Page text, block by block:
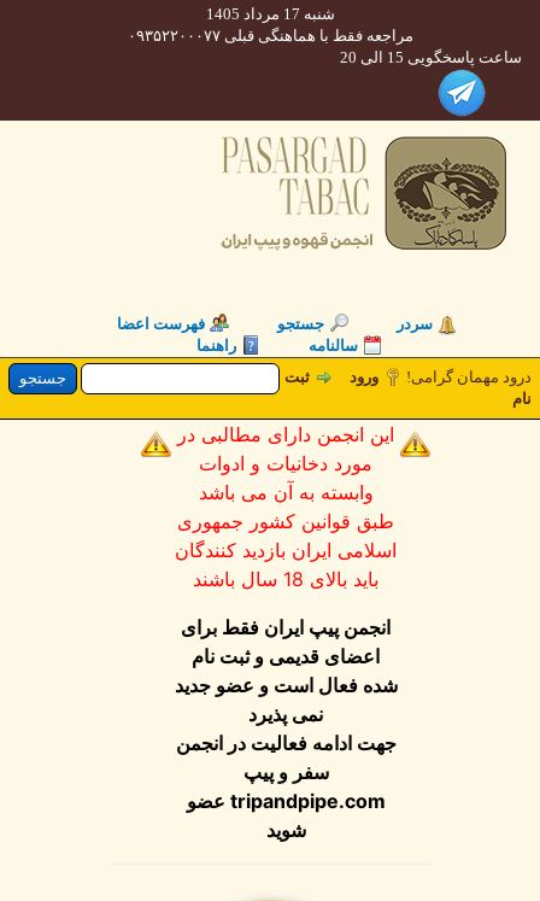
مراجعه فقط با هماهنگی قبلی ۰۹۳۵۲۲۰۰۰۷۷
پاسخگویی 15 الی 20
سردر جستجو
فهرست اعضا
سالنامه
راهنما
مهمان گرامی!
ورود ثبت
این انجمن دارای مطالبی در
مورد دخانیات و ادوات
وابسته به آن می باشد
طبق قوانین کشور جمهوری
اسلامی ایران بازدید کنندگان
باید بالای 18 سال باشند
انجمن پیپ ایران فقط برای
اعضای قدیمی و ثبت نام
شده فعال است و عضو جدید
نمی پذیرد
جهت ادامه فعالیت در انجمن
سفر و پیپ
tripandpipe.comعضو
شوید